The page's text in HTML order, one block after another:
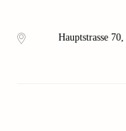
Hauptstrasse 70,